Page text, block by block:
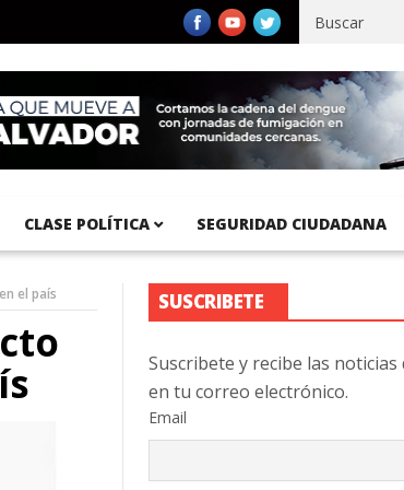
Internacional del Pacífico registra 92 % de avance
CLASE POLÍTICA SEGURIDAD CIUDADANA
el país SUSCRIBETE
Suscribete y recibe las
en tu correo electrónico.
Email